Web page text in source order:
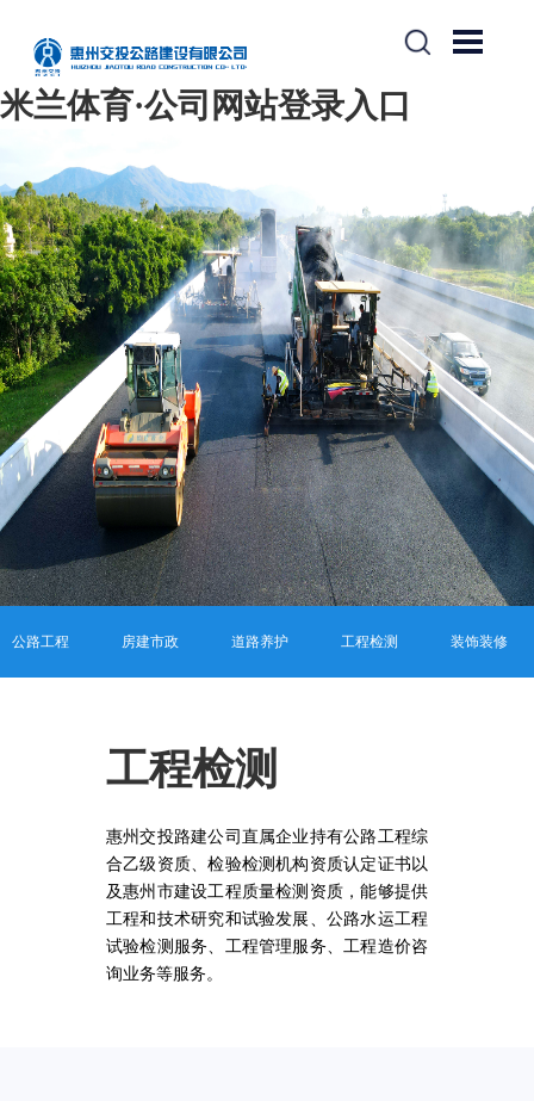
米兰体育·公司网站登录入口
公路工程 房建市政 道路养护 工程检测 装饰装修
工程检测
惠州交投路建公司直属企业持有公路工程综
合乙级资质、检验检测机构资质认定证书以
及惠州市建设工程质量检测资质，能够提供
工程和技术研究和试验发展、公路水运工程
试验检测服务、工程管理服务、工程造价咨
询业务等服务。